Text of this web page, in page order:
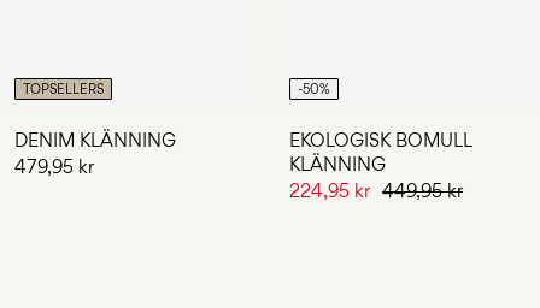
TOPSELLERS
DENIM KLÄNNING
479,95 kr
-50%
EKOLOGISK BOMULL
KLÄNNING
224,95 kr 449,95 kr